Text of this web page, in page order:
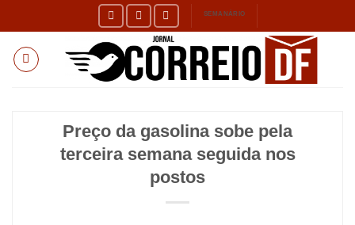
to
content
SEMANÁRIO
Preço da gasolina sobe pela
terceira semana seguida nos
postos